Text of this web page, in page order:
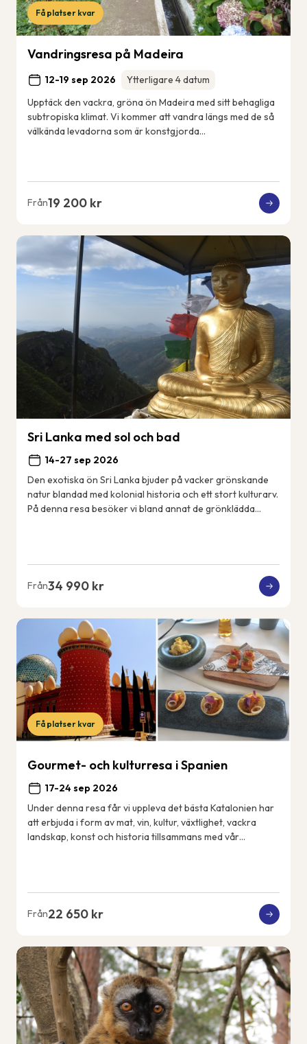
Få platser kvar
Vandringsresa på Madeira
12-19 sep 2026
Ytterligare 4 datum
Upptäck den vackra, gröna ön Madeira med sitt behagliga
subtropiska klimat. Vi kommer att vandra längs med de så
välkända levadorna som är konstgjorda
Från19 200 kr
Sri Lanka med sol och bad
14-27 sep 2026
Den exotiska ön Sri Lanka bjuder på vacker grönskande
natur blandad med kolonial historia och ett stort kulturarv.
På denna resa besöker vi bland annat de grönklädda
Från34 990 kr
Få platser kvar
Gourmet- och kulturresa i Spanien
17-24 sep 2026
Under denna resa får vi uppleva det bästa Katalonien har
att erbjuda i form av mat, vin, kultur, växtlighet, vackra
landskap, konst och historia tillsammans med vår
Från22 650 kr